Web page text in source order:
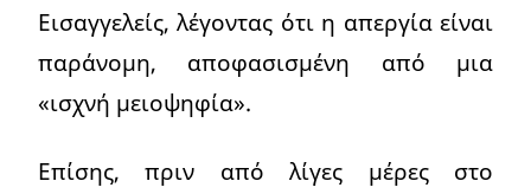
Εισαγγελείς, λέγοντας ότι η απεργία είναι
παράνομη, αποφασισμένη από μια
«ισχνή μειοψηφία».
Επίσης, πριν από λίγες μέρες στο